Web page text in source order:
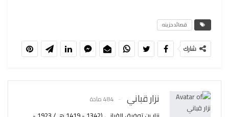
قصائد حزينه
شارك
نزار قباني 484 مادة